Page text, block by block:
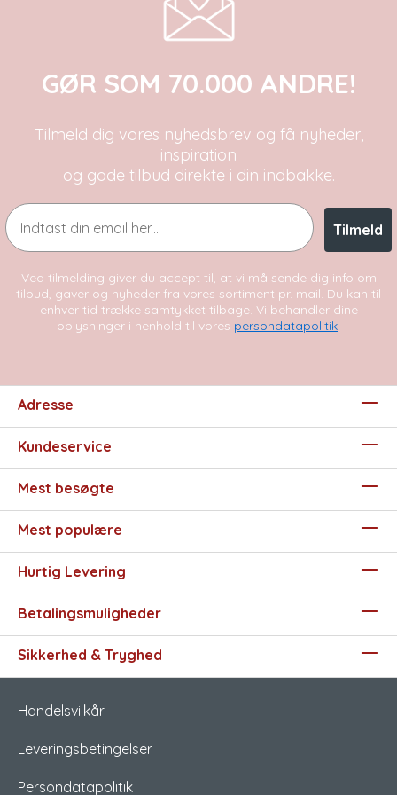
GØR SOM 70.000 ANDRE!
Tilmeld dig vores nyhedsbrev og få nyheder,
inspiration
og gode tilbud direkte i din indbakke.
Email
Tilmeld
Ved tilmelding giver du accept til, at vi må sende dig info om
tilbud, gaver og nyheder fra vores sortiment pr. mail. Du kan til
enhver tid trække samtykket tilbage. Vi behandler dine
oplysninger i henhold til vores persondatapolitik.
Adresse
Kundeservice
Mest besøgte
Mest populære
Hurtig Levering
Betalingsmuligheder
Sikkerhed & Tryghed
Handelsvilkår
Leveringsbetingelser
Persondatapolitik